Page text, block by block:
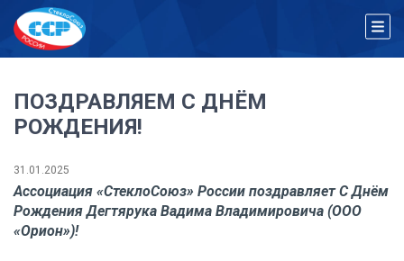
ПОЗДРАВЛЯЕМ С ДНЁМ
РОЖДЕНИЯ!
31.01.2025
Ассоциация «СтеклоСоюз» России поздравляет С Днём
Рождения Дегтярука Вадима Владимировича (ООО
«Орион»)!